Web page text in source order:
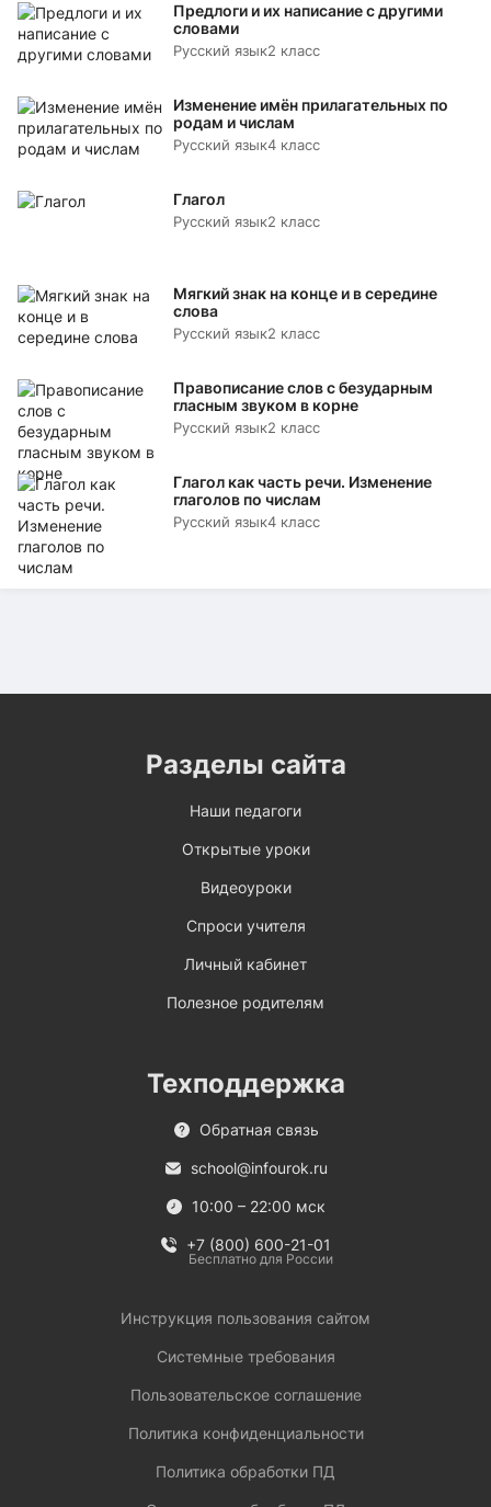
Предлоги и их написание с другими
словами
Русский язык2 класс
Изменение имён прилагательных по
родам и числам
Русский язык4 класс
Глагол
Русский язык2 класс
Мягкий знак на конце и в середине
слова
Русский язык2 класс
Правописание слов с безударным
гласным звуком в корне
Русский язык2 класс
Глагол как часть речи. Изменение
глаголов по числам
Русский язык4 класс
Разделы сайта
Наши педагоги
Открытые уроки
Видеоуроки
Спроси учителя
Личный кабинет
Полезное родителям
Техподдержка
Обратная связь
school@infourok.ru
10:00 – 22:00 мск
+7 (800) 600-21-01
Бесплатно для России
Инструкция пользования сайтом
Системные требования
Пользовательское соглашение
Политика конфиденциальности
Политика обработки ПД